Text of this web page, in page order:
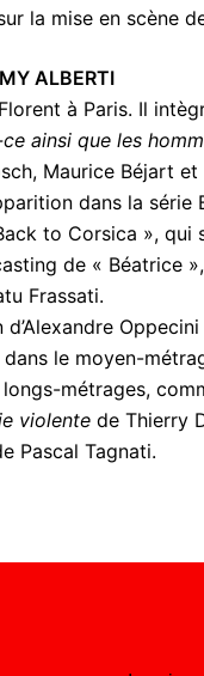
la mise en scène
ALBERTI
à Paris. Il
ainsi que les
Maurice Béjart et
dans la série
to Corsica », qui
de « Béatrice
Frassati.
le moyen-
métrages,
violente de Thierry
Pascal Tagnati.